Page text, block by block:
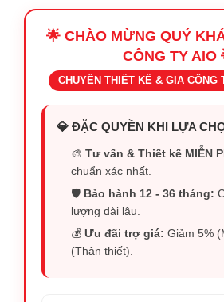
🌟 CHÀO MỪNG QUÝ
CÔNG TY AIO
CHUYÊN THIẾT KẾ & GIA CÔNG
💎 ĐẶC QUYỀN KHI LỰA
🎨Tư vấn & Thiết kế MIỄN
chuẩn xác nhất.
🛡️ Bảo hành 12 - 36 tháng:
lượng dài lâu.
💰Ưu đãi trợ giá: Giảm 5%
(Thân thiết).